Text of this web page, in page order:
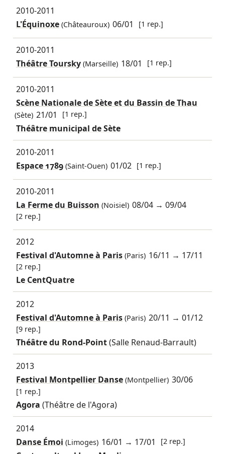
2010-2011
L'Équinoxe(Châteauroux) 06/01 [1 rep.]
2010-2011
Théâtre Toursky(Marseille) 18/01 [1 rep.]
2010-2011
Scène Nationale de Sète et du Bassin de Thau
(Sète) 21/01 [1 rep.]
Théâtre municipal de Sète
2010-2011
Espace 1789(Saint-Ouen) 01/02 [1 rep.]
2010-2011
La Ferme du Buisson (Noisiel) 08/04 →09/04
[2 rep.]
2012
Festival d'Automne à Paris(Paris) 16/11 → 17/11
[2 rep.]
Le CentQuatre
2012
Festival d'Automne à Paris(Paris) 20/11 →01/12
[9 rep.]
Théâtre du Rond-Point(Salle Renaud-Barrault)
2013
Festival Montpellier Danse(Montpellier) 30/06
[1 rep.]
Agora (Théâtre de l'Agora)
2014
Danse Émoi (Limoges) 16/01 → 17/01 [2 rep.]